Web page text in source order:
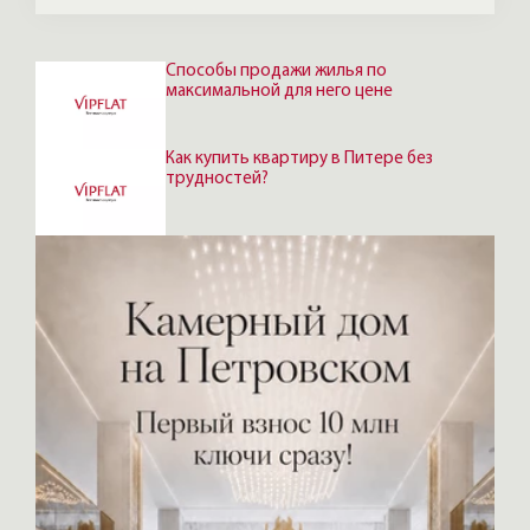
Способы продажи жилья по
максимальной для него цене
Как купить квартиру в Питере без
трудностей?